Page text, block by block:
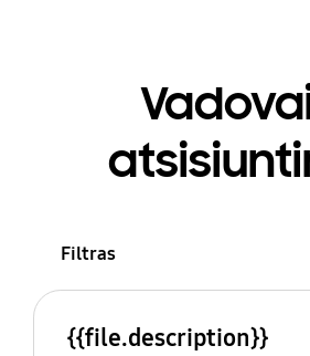
Filtras
{{file.description}}